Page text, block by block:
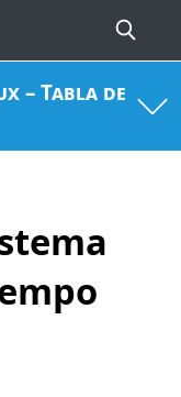
– Tabla de